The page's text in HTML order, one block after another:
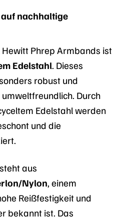
nachhaltige
Phrep Armbands ist
Edelstahl. Dieses
robust und
Durch
Edelstahl werden
und die
aus
Nylon, einem
Reißfestigkeit und
bekannt ist. Das